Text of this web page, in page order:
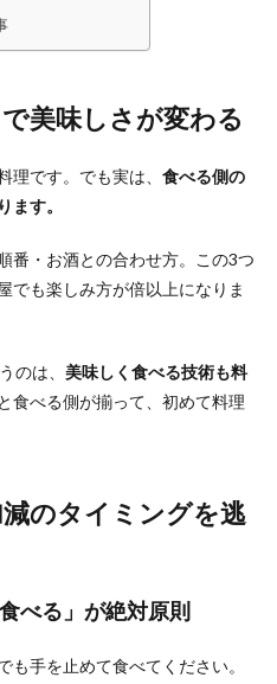
美味しさが変わる
理です。でも実は、 食べる側の
ます。
番・お酒との合わせ方。この3つ
でも楽しみ方が倍以上になりま
のは、 美味しく食べる技術も料
食べる側が揃って、初めて料理
のタイミングを逃
べる」が絶対原則
手を止めて食べてください。